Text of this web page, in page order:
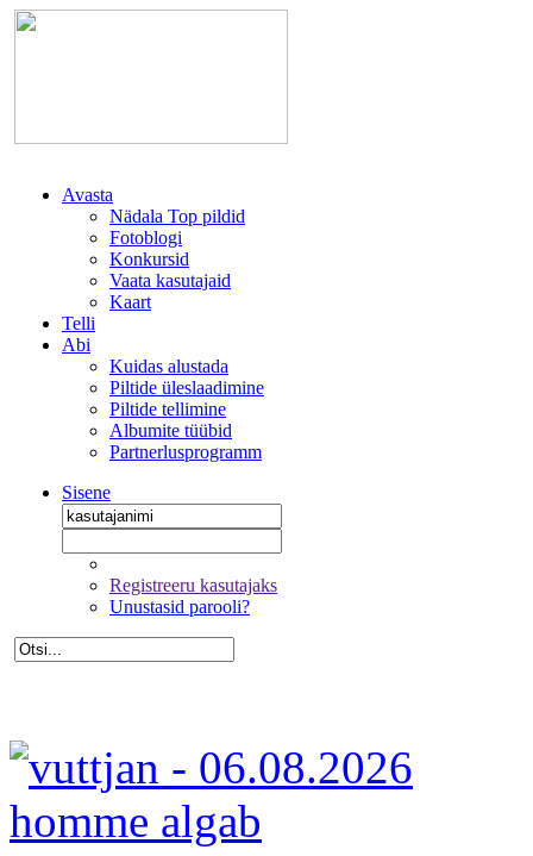
Avasta
Nädala Top pildid
Fotoblogi
Konkursid
Vaata kasutajaid
Kaart
Telli
Abi
Kuidas alustada
Piltide üleslaadimine
Piltide tellimine
Albumite tüübid
Partnerlusprogramm
Sisene
Registreeru kasutajaks
Unustasid parooli?